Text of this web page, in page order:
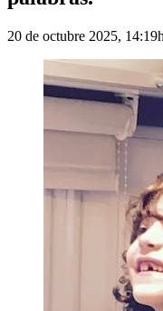
20 de octubre 2025,